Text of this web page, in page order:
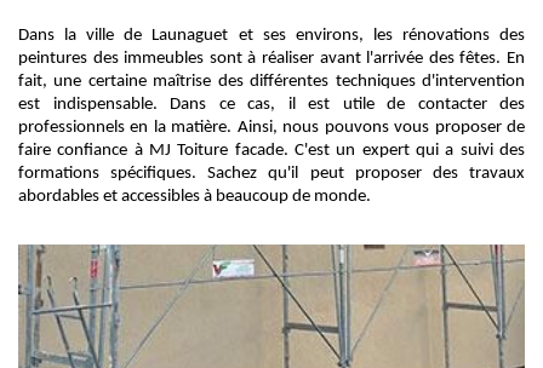
Dans la ville de Launaguet et ses environs, les rénovations des
peintures des immeubles sont à réaliser avant l'arrivée des fêtes. En
fait, une certaine maîtrise des différentes techniques d'intervention
est indispensable. Dans ce cas, il est utile de contacter des
professionnels en la matière. Ainsi, nous pouvons vous proposer de
faire confiance à MJ Toiture facade. C'est un expert qui a suivi des
formations spécifiques. Sachez qu'il peut proposer des travaux
abordables et accessibles à beaucoup de monde.